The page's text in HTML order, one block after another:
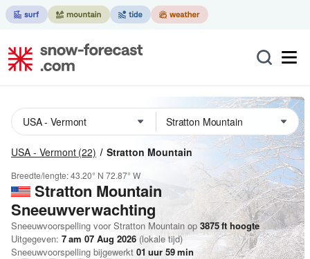
USA - Vermont (22) Stratton Mountain
Breedte/lengte:43.20° N 72.87° W
Stratton Mountain
Sneeuwverwachting
Sneeuwvoorspelling voor Stratton Mountain op 3875fthoogte
Uitgegeven: 7 am 07 Aug 2026 (lokale tijd)
Sneeuwvoorspelling bijgewerkt 01 uur59min